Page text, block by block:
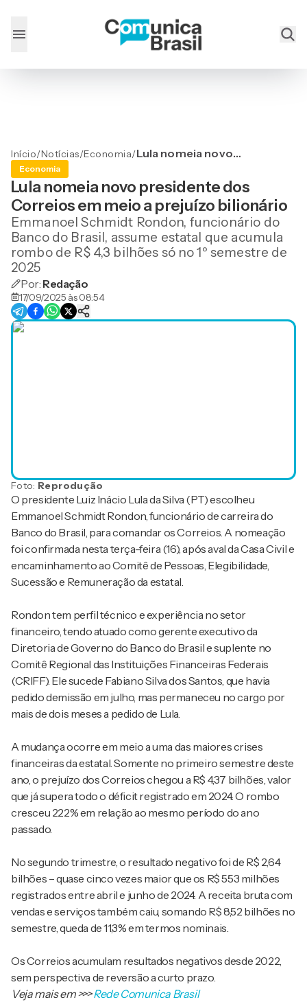
Início/Notícias/Economia/Lula nomeia novo
em meio a prejuízo
bilionário
Economia
Lula nomeia novo presidente dos
Correios em meio a prejuízo bilionário
Emmanoel Schmidt Rondon, funcionário do
Banco do Brasil, assume estatal que acumula
rombo de R$ 4,3 bilhões só no 1º semestre de
2025
Por: Redação
17/09/2025 às 08:54
Foto: Reprodução
O presidente Luiz Inácio Lula da Silva (PT) escolheu
Emmanoel Schmidt Rondon, funcionário de carreira do
Banco do Brasil, para comandar os Correios. A nomeação
foi confirmada nesta terça-feira (16), após aval da Casa Civil e
encaminhamento ao Comitê de Pessoas, Elegibilidade,
Sucessão e Remuneração da estatal.
Rondon tem perfil técnico e experiência no setor
financeiro, tendo atuado como gerente executivo da
Diretoria de Governo do Banco do Brasil e suplente no
Comitê Regional das Instituições Financeiras Federais
(CRIFF). Ele sucede Fabiano Silva dos Santos, que havia
pedido demissão em julho, mas permaneceu no cargo por
mais de dois meses a pedido de Lula.
A mudança ocorre em meio a uma das maiores crises
financeiras da estatal. Somente no primeiro semestre deste
ano, o prejuízo dos Correios chegou a R$ 4,37 bilhões, valor
que já supera todo o déficit registrado em 2024. O rombo
cresceu 222% em relação ao mesmo período do ano
passado.
No segundo trimestre, o resultado negativo foi de R$ 2,64
bilhões – quase cinco vezes maior que os R$ 553 milhões
registrados entre abril e junho de 2024. A receita bruta com
vendas e serviços também caiu, somando R$ 8,52 bilhões no
semestre, queda de 11,3% em termos nominais.
Os Correios acumulam resultados negativos desde 2022,
sem perspectiva de reversão a curto prazo.
Veja mais em>>>Rede Comunica Brasil